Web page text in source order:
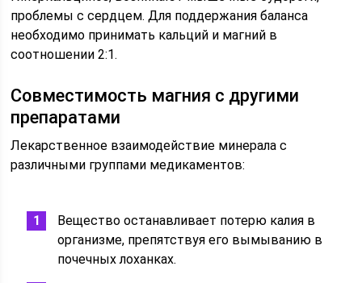
проблемы с сердцем. Для поддержания баланса
необходимо принимать кальций и магний в
соотношении 2:1.
Совместимость магния с другими
препаратами
Лекарственное взаимодействие минерала с
различными группами медикаментов:
Вещество останавливает потерю калия в
организме, препятствуя его вымыванию в
почечных лоханках.